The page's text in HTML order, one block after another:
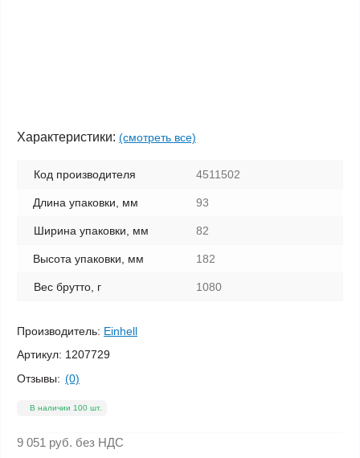
Характеристики: (смотреть все)
Код производителя 4511502
Длина упаковки, мм 93
Ширина упаковки, мм 82
Высота упаковки, мм 182
Вес брутто, г 1080
Производитель: Einhell
Артикул: 1207729
Отзывы: (0)
В наличии 100 шт.
9 051 руб. без НДС